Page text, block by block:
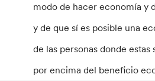
modo de hacer economía y
y de que sí es posible una
de las personas donde estas
por encima del beneficio